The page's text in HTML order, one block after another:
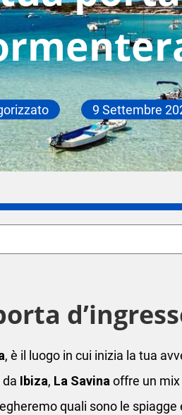
9 Settembre
, è il luogo in cui inizia la tua
Ibiza, La Savina offre un
quali sono le